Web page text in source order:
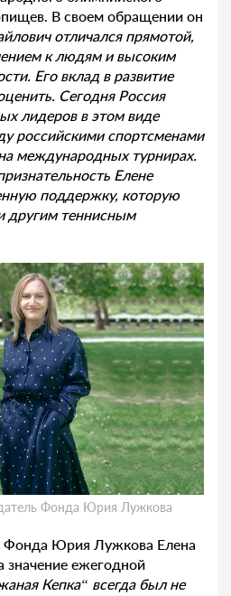
В своем обращении он
отличался прямотой,
к людям и высоким
Его вклад в развитие
Сегодня Россия
лидеров в этом виде
российскими спортсменами
международных турнирах.
Елене
поддержку, которую
другим теннисным
Фонда Юрия Лужкова
Фонда Юрия Лужкова Елена
значение ежегодной
Кепка“ всегда был не